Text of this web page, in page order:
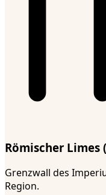
Römischer Limes
Grenzwall des
Region.